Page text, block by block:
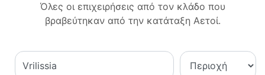
Όλες οι επιχειρήσεις από τον κλάδο που
βραβεύτηκαν από την κατάταξη Αετοί.